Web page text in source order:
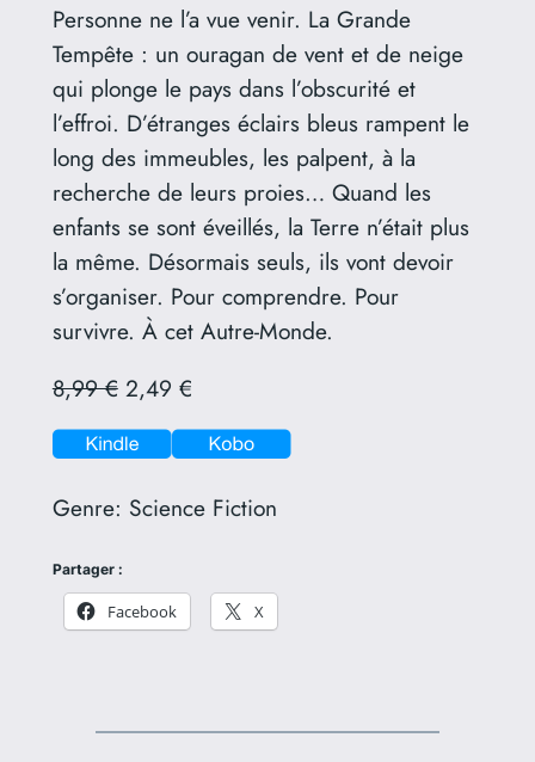
Personne ne l’a vue venir. La Grande
Tempête : un ouragan de vent et de neige
qui plonge le pays dans l’obscurité et
l’effroi. D’étranges éclairs bleus rampent le
long des immeubles, les palpent, à la
recherche de leurs proies… Quand les
enfants se sont éveillés, la Terre n’était plus
la même. Désormais seuls, ils vont devoir
s’organiser. Pour comprendre. Pour
survivre. À cet Autre-Monde.
8,99 €2,49 €
Genre: Science Fiction
Partager :
Facebook X